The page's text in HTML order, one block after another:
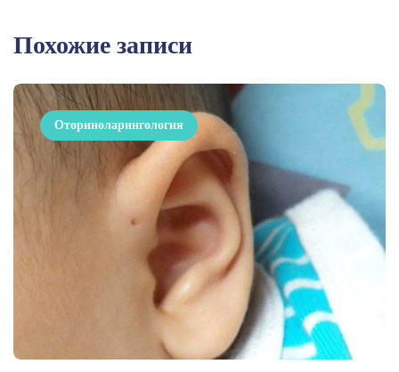
Похожие записи
Оториноларингология